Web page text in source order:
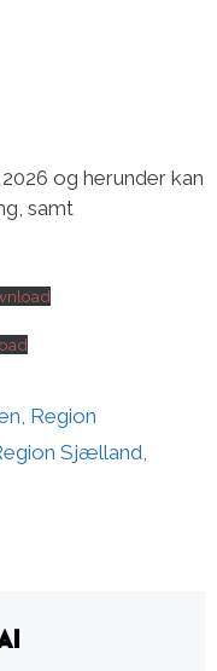
og herunder kan
samt
, Region
Sjælland,